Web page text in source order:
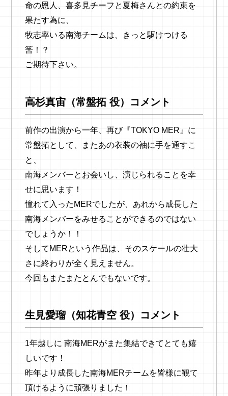
命の恩人、喜多見チーフと夏梅さんとの約束を
果たす為に、
牧志率いる南海チームは、きっと駆けつける
筈！？
ご期待下さい。
高杉真宙（常盤拓 役）コメント
前作の出演から一年、再び『TOKYO MER』に
常盤拓として、またあの衣装の袖に手を通すこ
と、
南海メンバーとお会いし、演じられることを幸
せに思います！
憧れて入ったMERでしたが、あれから成長した
南海メンバーをみせることができるのではない
でしょうか！！
そしてMERという作品は、そのスケールの壮大
さに終わりが全く見えません。
今回もまたまたとんでもないです。
生見愛瑠（知花青空 役）コメント
1年越しに 南海MERがまた集結できてとても嬉
しいです！
昨年より成長した南海MERチームを皆様に観て
頂けるように頑張りました！